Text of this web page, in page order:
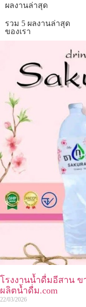
ผลงานล่าสุด
รวม 5 ผลงานล่าสุด
ของเรา
โรงงานน้ำดื่มอีสาน
ผลิตน้ำดื่ม.com
22/03/2026